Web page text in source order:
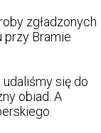
zgładzonych
przy Bramie
udaliśmy się do
obiad. A